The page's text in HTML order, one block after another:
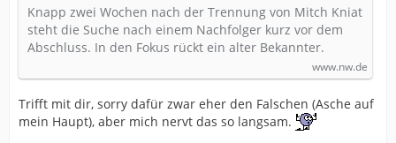
Knapp zwei Wochen nach der Trennung von Mitch Kniat
steht die Suche nach einem Nachfolger kurz vor dem
Abschluss. In den Fokus rückt ein alter Bekannter.
www.nw.de
Trifft mit dir, sorry dafür zwar eher den Falschen (Asche auf
mein Haupt), aber mich nervt das so langsam.